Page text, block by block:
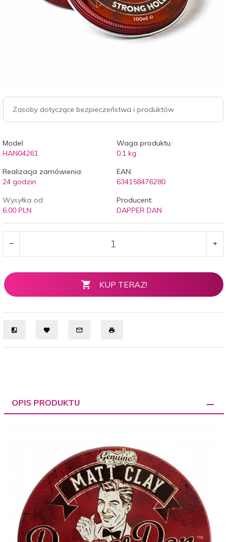
Zasoby dotyczące bezpieczeństwa i produktów
Model:
HAN04261
Waga produktu:
0.1 kg
Realizacja zamówienia:
24 godzin
EAN:
634158476280
Wysyłka od:
6.00 PLN
Producent:
DAPPER DAN
KUP TERAZ!
OPIS PRODUKTU